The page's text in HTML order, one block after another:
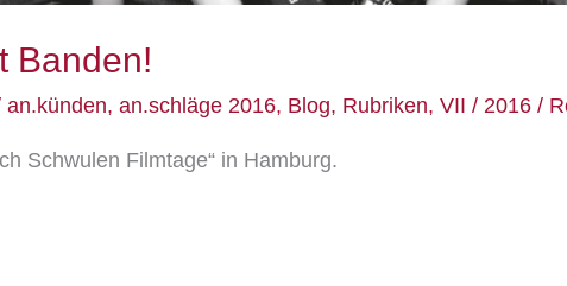
Banden!
an.künden,an.schläge 2016, Blog, Rubriken,VII / 2016 /
Schwulen Filmtage“ in Hamburg.